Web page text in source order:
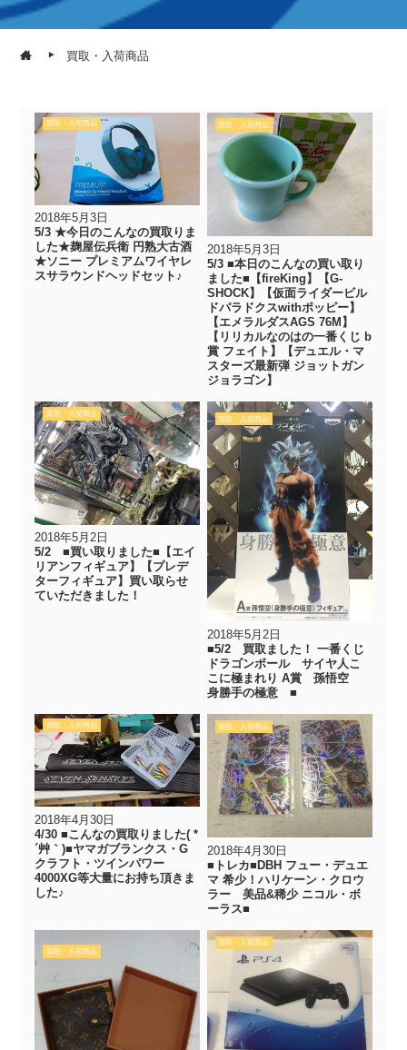
買取・入荷商品
買取・入荷商品
2018年5月3日
5/3 ★今日のこんなの買取りま
した★麹屋伝兵衛 円熟大古酒
★ソニー プレミアムワイヤレ
スサラウンドヘッドセット♪
買取・入荷商品
2018年5月3日
5/3 ■本日のこんなの買い取り
ました■【fireKing】【G-
SHOCK】【仮面ライダービル
ドパラドクスwithポッピー】
【エメラルダスAGS 76M】
【リリカルなのはの一番くじ b
賞 フェイト】【デュエル・マ
スターズ最新弾 ジョットガン
ジョラゴン】
買取・入荷商品
2018年5月2日
5/2 ■買い取りました■【エイ
リアンフィギュア】【プレデ
ターフィギュア】買い取らせ
ていただきました！
買取・入荷商品
2018年5月2日
■5/2 買取ました！ 一番くじ
ドラゴンボール サイヤ人こ
こに極まれり A賞 孫悟空
身勝手の極意 ■
買取・入荷商品
2018年4月30日
4/30 ■こんなの買取りました( *
´艸｀)■ヤマガブランクス・G
クラフト・ツインパワー
4000XG等大量にお持ち頂きま
した♪
買取・入荷商品
2018年4月30日
■トレカ■DBH フュー・デュエ
マ 希少！ハリケーン・クロウ
ラー 美品&稀少 ニコル・ボ
ーラス■
買取・入荷商品
買取・入荷商品